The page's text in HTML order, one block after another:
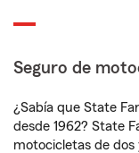
Seguro de
¿Sabía que State
desde 1962? State
motocicletas de